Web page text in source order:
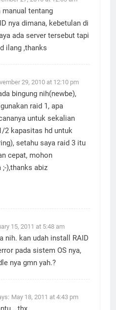
27, 2010 at 12:03 am
tentang
nya dimana, kebetulan di
ada server tersebut tapi
29, 2010 at 12:10 pm
bingung nih(newbe),
raid 1, apa
untuk sekalian
2 kapasitas hd untuk
setahu saya raid 3 itu
cepat, mohon
;-),thanks abiz
15, 2011 at 5:48 am
nih. kan udah install RAID
pada sistem OS nya,
May 18, 2011 at 4:43 pm